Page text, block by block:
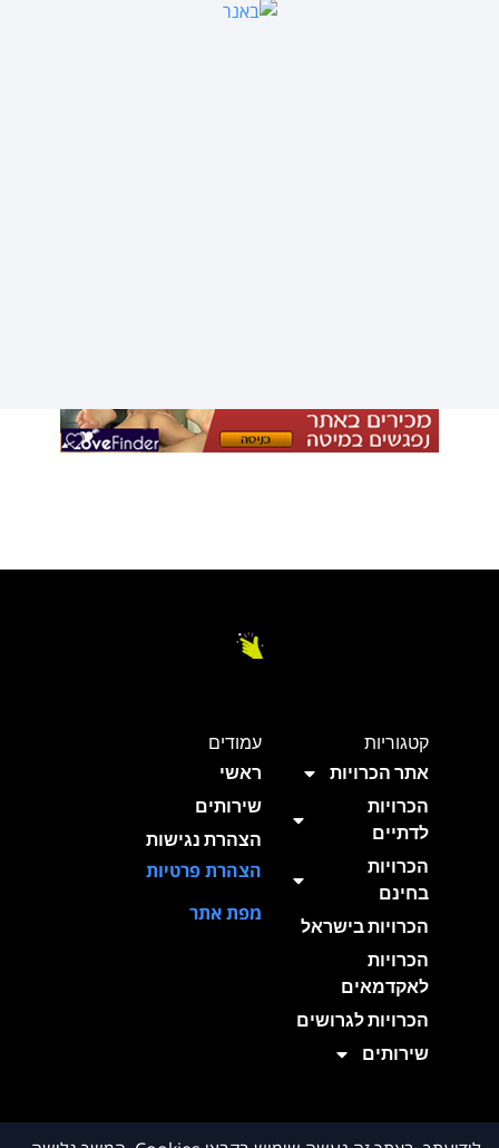
קטגוריות
אתר הכרויות
הכרויות
לדתיים
הכרויות
בחינם
הכרויות בישראל
הכרויות
לאקדמאים
הכרויות לגרושים
שירותים
עמודים
ראשי
שירותים
הצהרת נגישות
הצהרת פרטיות
מפת אתר